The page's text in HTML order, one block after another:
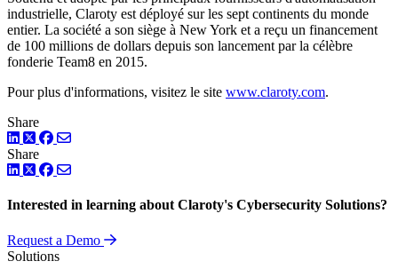
industrielle, Claroty est déployé sur les sept continents du monde
entier. La société a son siège à New York et a reçu un financement
de 100 millions de dollars depuis son lancement par la célèbre
fonderie Team8 en 2015.
Pour plus d'informations, visitez le site www.claroty.com.
Share
LinkedIn
TwitterFacebook
Share
LinkedIn
TwitterFacebook
Interested in learning about Claroty's Cybersecurity Solutions?
Request a Demo
Solutions